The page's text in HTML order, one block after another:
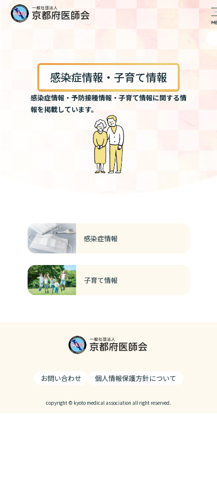
感染症情報・子育て情報
感染症情報・予防接種情報・子育て情報に関する情
報を掲載しています。
感染症情報
子育て情報
お問い合わせ 個人情報保護方針について
copyright © kyoto medical association all right reserved.